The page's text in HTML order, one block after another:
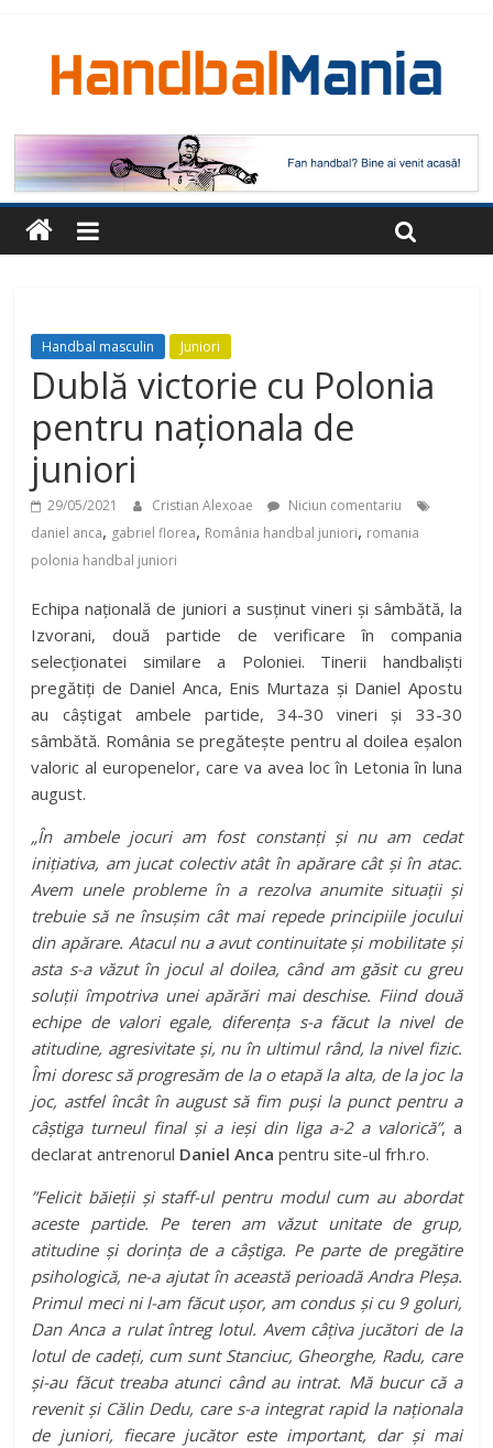
Handbal masculin Juniori
Dublă victorie cu Polonia
pentru naționala de
juniori
29/05/2021 Cristian Alexoae
Niciun comentariu
daniel anca, gabriel florea, România handbal juniori, romania
polonia handbal juniori
Echipa națională de juniori a susținut vineri și sâmbătă, la
Izvorani, două partide de verificare în compania
selecționatei similare a Poloniei. Tinerii handbaliști
pregătiți de Daniel Anca, Enis Murtaza și Daniel Apostu
au câștigat ambele partide, 34-30 vineri și 33-30
sâmbătă. România se pregătește pentru al doilea eșalon
valoric al europenelor, care va avea loc în Letonia în luna
august.
„În ambele jocuri am fost constanți și nu am cedat
inițiativa, am jucat colectiv atât în apărare cât și în atac.
Avem unele probleme în a rezolva anumite situații și
trebuie să ne însușim cât mai repede principiile jocului
din apărare. Atacul nu a avut continuitate și mobilitate și
asta s-a văzut în jocul al doilea, când am găsit cu greu
soluții împotriva unei apărări mai deschise. Fiind două
echipe de valori egale, diferența s-a făcut la nivel de
atitudine, agresivitate și, nu în ultimul rând, la nivel fizic.
Îmi doresc să progresăm de la o etapă la alta, de la joc la
joc, astfel încât în august să fim puși la punct pentru a
câștiga turneul final și a ieși din liga a-2 a valorică”, a
declarat antrenorul Daniel Anca pentru site-ul frh.ro.
”Felicit băieții și staff-ul pentru modul cum au abordat
aceste partide. Pe teren am văzut unitate de grup,
atitudine și dorința de a câștiga. Pe parte de pregătire
psihologică, ne-a ajutat în această perioadă Andra Pleșa.
Primul meci ni l-am făcut ușor, am condus și cu 9 goluri,
Dan Anca a rulat întreg lotul. Avem câțiva jucători de la
lotul de cadeți, cum sunt Stanciuc, Gheorghe, Radu, care
și-au făcut treaba atunci când au intrat. Mă bucur că a
revenit și Călin Dedu, care s-a integrat rapid la naționala
de juniori, fiecare jucător este important, dar și mai